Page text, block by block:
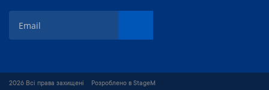
д
ш
2026 Всі права захищені Розроблено в StageM